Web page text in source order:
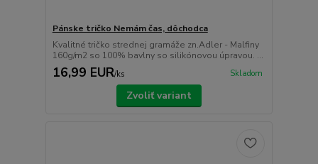
Pánske tričko Nemám čas, dôchodca
Kvalitné tričko strednej gramáže zn.Adler - Malfiny
160g/m2 so 100% bavlny so silikónovou úpravou. ...
16,99 EUR/ks Skladom
Zvoliť variant